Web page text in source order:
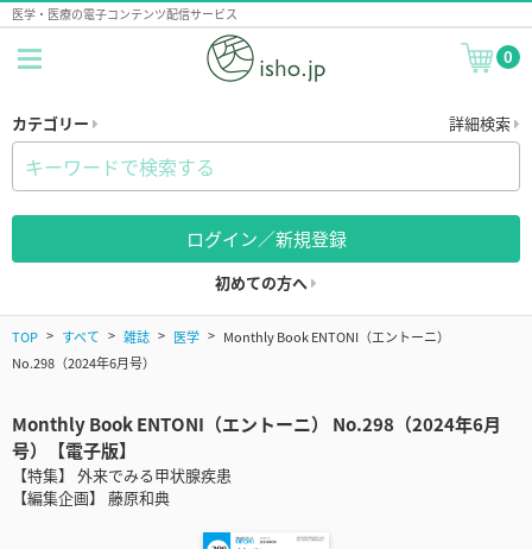
医学・医療の電子コンテンツ配信サービス
0
カテゴリー 詳細検索
ログイン／新規登録
初めての方へ
TOP すべて 雑誌 医学
Monthly Book ENTONI（エントーニ）
No.298（2024年6月号）
Monthly Book ENTONI（エントーニ） No.298（2024年6月
号）【電子版】
【特集】 外来でみる甲状腺疾患
【編集企画】 藤原和典